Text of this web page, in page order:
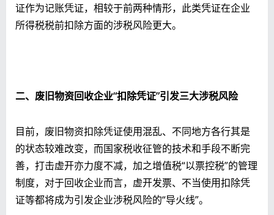
证作为记账凭证，相较于前两种情形，此类凭证在企业
所得税税前扣除方面的涉税风险更大。
二、废旧物资回收企业“扣除凭证”引发三大涉税风险
目前，废旧物资扣除凭证使用混乱、不同地方各行其是
的状态较难改变，而国家税收征管的技术和手段不断完
善，打击虚开亦力度不减，加之增值税“以票控税”的管理
制度，对于回收企业而言，虚开发票、不当使用扣除凭
证等都将成为引发企业涉税风险的“导火线”。